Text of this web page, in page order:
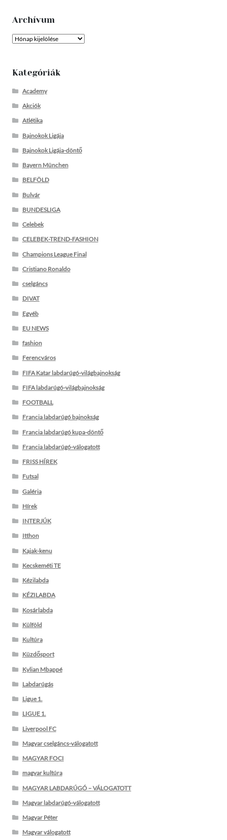
Archívum
Archívum
Kategóriák
Academy
Akciók
Atlétika
Bajnokok Ligája
Bajnokok Ligája-döntő
Bayern München
BELFÖLD
Bulvár
BUNDESLIGA
Celebek
CELEBEK-TREND-FASHION
Champions League Final
Cristiano Ronaldo
cselgáncs
DIVAT
Egyéb
EU NEWS
fashion
Ferencváros
FIFA Katar labdarúgó-világbajnokság
FIFA labdarúgó-világbajnokság
FOOTBALL
Francia labdarúgó bajnokság
Francia labdarúgó kupa-döntő
Francia labdarúgó-válogatott
FRISS HÍREK
Futsal
Galéria
Hírek
INTERJÚK
Itthon
Kajak-kenu
Kecskeméti TE
Kézilabda
KÉZILABDA
Kosárlabda
Külföld
Kultúra
Küzdősport
Kylian Mbappé
Labdarúgás
Ligue 1.
LIGUE 1.
Liverpool FC
Magyar cselgáncs-válogatott
MAGYAR FOCI
magyar kultúra
MAGYAR LABDARÚGÓ – VÁLOGATOTT
Magyar labdarúgó-válogatott
Magyar Péter
Magyar válogatott